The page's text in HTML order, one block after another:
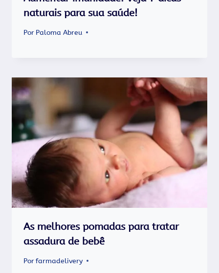
naturais para sua saúde!
Por Paloma Abreu
As melhores pomadas para tratar
assadura de bebê
Porfarmadelivery